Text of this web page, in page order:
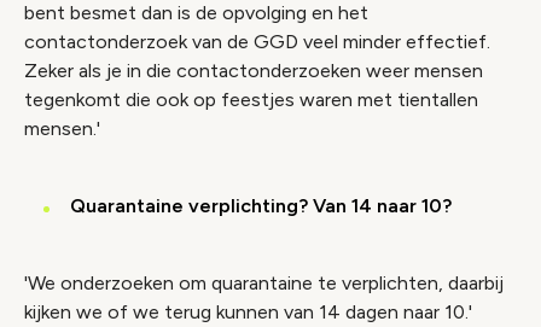
bent besmet dan is de opvolging en het
contactonderzoek van de GGD veel minder effectief.
Zeker als je in die contactonderzoeken weer mensen
tegenkomt die ook op feestjes waren met tientallen
mensen.'
Quarantaine verplichting? Van 14 naar 10?
'We onderzoeken om quarantaine te verplichten, daarbij
kijken we of we terug kunnen van 14 dagen naar 10.'